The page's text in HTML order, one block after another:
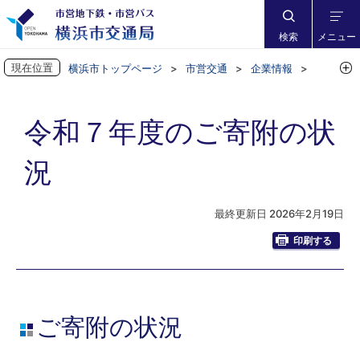
検索 メニュー
現在位置 横浜市トップページ 市営交通
企業情報
令和７年度のご寄附の状
況
最終更新日 2026年2月19日
印刷する
ご寄附の状況